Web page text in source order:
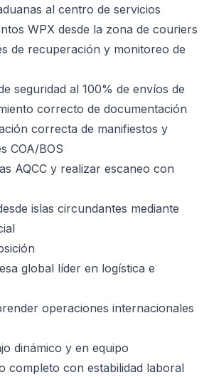
al centro de servicios
WPX desde la zona de couriers
de recuperación y monitoreo de
seguridad al 100% de envíos de
correcto de documentación
correcta de manifiestos y
COA/BOS
AQCC y realizar escaneo con
islas circundantes mediante
global líder en logística e
operaciones internacionales
dinámico y en equipo
completo con estabilidad laboral